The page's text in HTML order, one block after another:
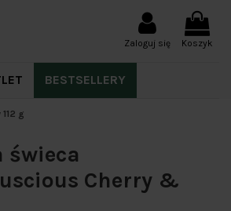
Zaloguj się Koszyk
BESTSELLERY
g
świeca
Cherry &